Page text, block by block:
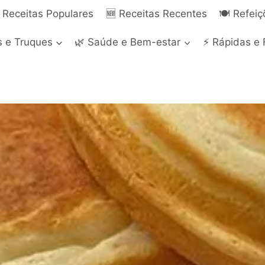
Receitas Populares 🆕 Receitas Recentes 🍽️
e Truques 🌿 Saúde e Bem-estar ⚡ Rápidas e